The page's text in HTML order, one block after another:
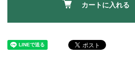
カートに入れる